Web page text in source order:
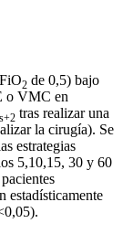
2 de 0,5) bajo
o VMC en
tras realizar una
la cirugía). Se
estrategias
5,10,15, 30 y 60
estadísticamente